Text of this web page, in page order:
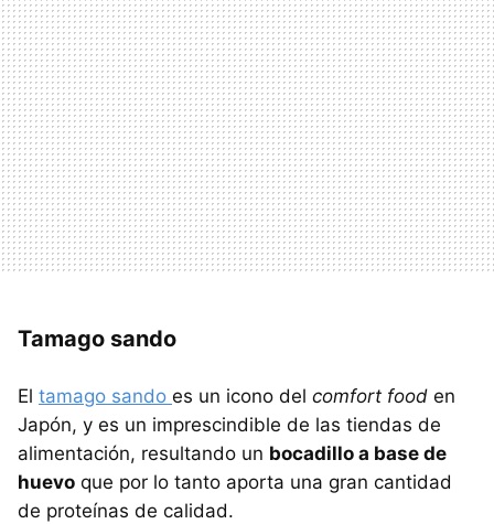
Tamago sando
El tamago sando es un icono del comfort food en
Japón, y es un imprescindible de las tiendas de
alimentación, resultando un bocadillo a base de
huevo que por lo tanto aporta una gran cantidad
de proteínas de calidad.